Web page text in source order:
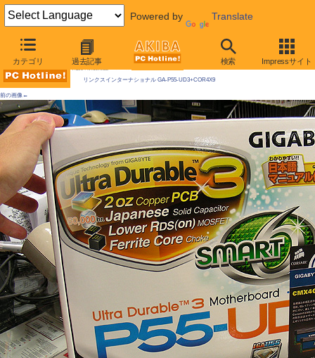
Powered by Translate
カテゴリ 過去記事 検索 Impressサイト
AKIBA PC Hotline! 2009年9月19日号
リンクスインターナショナル GA-P55-UD3+COR4X9
前の画像←